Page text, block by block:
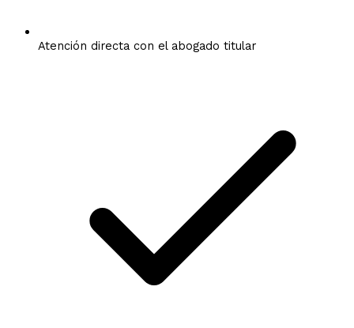
Atención directa con el abogado titular